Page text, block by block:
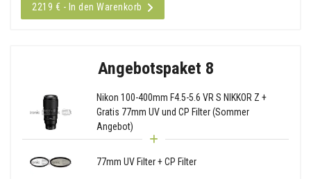
2219 € - In den Warenkorb
Angebotspaket 8
Nikon 100-400mm F4.5-5.6 VR S NIKKOR Z +
Gratis 77mm UV und CP Filter (Sommer
Angebot)
77mm UV Filter + CP Filter